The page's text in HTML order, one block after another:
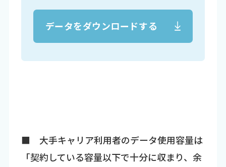
データをダウンロードする
■ 大手キャリア利用者のデータ使用容量は
「契約している容量以下で十分に収まり、余